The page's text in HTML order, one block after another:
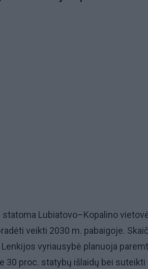
statoma Lubiatovo–Kopalino
veikti 2030 m. pabaigoje.
Lenkijos vyriausybė planuoja
30 proc. statybų išlaidų bei